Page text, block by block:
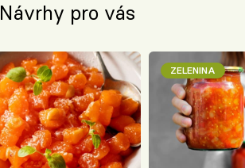
Návrhy pro vás
ZELENINA